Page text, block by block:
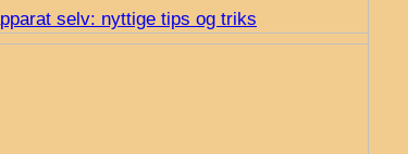
selv: nyttige tips og triks